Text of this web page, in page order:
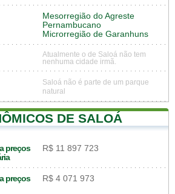
Mesorregião do Agreste
Pernambucano
Microrregião de Garanhuns
Atualmente o de Saloá não tem
nenhuma cidade irmã.
Saloá não é parte de um parque
natural
DE SALOÁ
preços
R$ 11 897 723
preços
R$ 4 071 973